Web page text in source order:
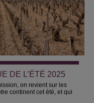
DE L’ÉTÉ 2025
on revient sur les
continent cet été, et qui